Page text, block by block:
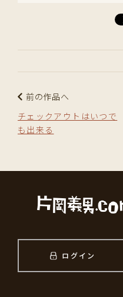
前の作品へ
チェックアウトはいつで
も出来る
ログイン